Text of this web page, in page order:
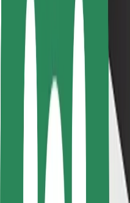
Pasažieru drošība
Autovadītāju drošība
Skrejriteņu drošība
Drošības laboratorija
Pilsētas
Pilsētas
Risinājumi pilsētām
Lidostas
Bolt uzlādes statīvi